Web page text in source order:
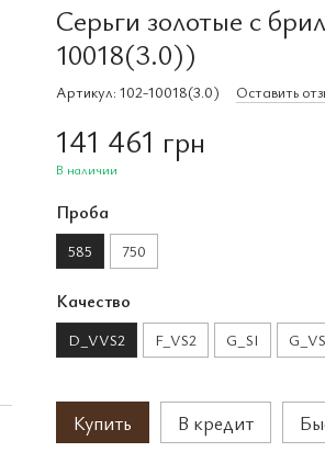
Серьги золотые с
10018(3.0))
Артикул: 102-10018(3.0) Оставить
141 461 грн
В наличии
Проба
585 750
Качество
D_VVS2 F_VS2 G_SI
Купить В кредит